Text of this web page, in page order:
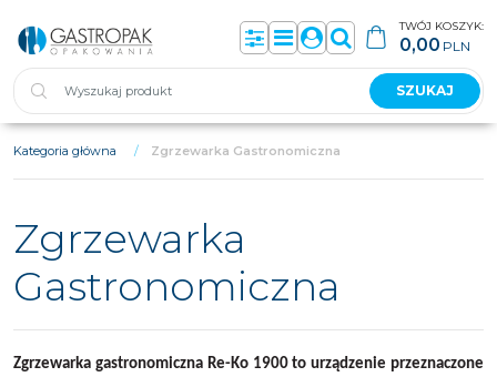
PanelMenuPanelSzukaj
SZUKAJ
TWÓJ KOSZYK:
0,00 PLN
Kategoria główna / Zgrzewarka Gastronomiczna
Zgrzewarka
Gastronomiczna
Zgrzewarka gastronomiczna Re-Ko 1900 to urządzenie przeznaczone